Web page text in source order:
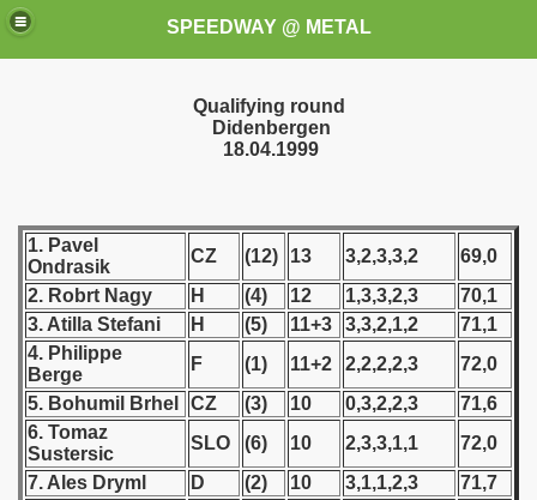
SPEEDWAY @ METAL
Qualifying round
Didenbergen
18.04.1999
1. Pavel
Ondrasik
CZ (12) 13 3,2,3,3,2
69,0
2. Robrt Nagy
H (4) 12 1,3,3,2,3
70,1
3. Atilla Stefani
H (5) 11+3 3,3,2,1,2
71,1
4. Philippe
Berge
F (1) 11+2 2,2,2,2,3
72,0
5. Bohumil Brhel
CZ (3) 10 0,3,2,2,3
71,6
6. Tomaz
Sustersic
SLO (6) 10 2,3,3,1,1
72,0
7. Ales Dryml
D (2) 10 3,1,1,2,3
71,7
these speedway programms)
(My speedway programmes to exchange or sale)
Świata (World Speedway Championship)